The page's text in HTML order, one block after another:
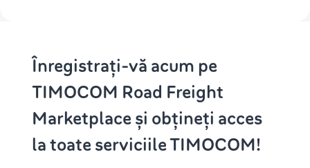
Înregistrați-vă acum pe
TIMOCOM Road Freight
Marketplace și obțineți acces
la toate serviciile TIMOCOM!